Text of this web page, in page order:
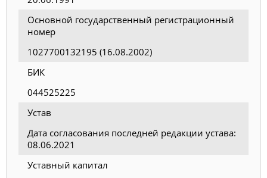
Основной государственный регистрационный
номер
1027700132195 (16.08.2002)
БИК
044525225
Устав
Дата согласования последней редакции устава:
08.06.2021
Уставный капитал